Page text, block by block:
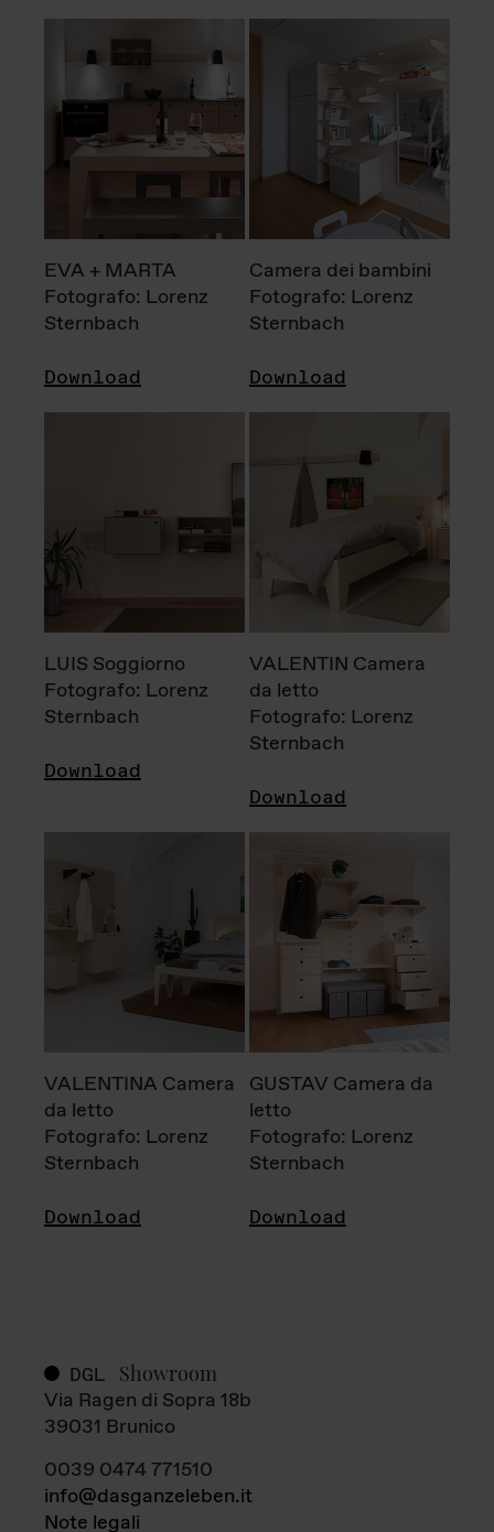
EVA + MARTA
Fotografo: Lorenz
Sternbach
Download
Camera dei bambini
Fotografo: Lorenz
Sternbach
Download
LUIS Soggiorno
Fotografo: Lorenz
Sternbach
Download
VALENTIN Camera
da letto
Fotografo: Lorenz
Sternbach
Download
VALENTINA Camera
da letto
Fotografo: Lorenz
Sternbach
Download
GUSTAV Camera da
letto
Fotografo: Lorenz
Sternbach
Download
DGL Showroom
Via Ragen di Sopra 18b
39031 Brunico
0039 0474 771510
info@dasganzeleben.it
Note legali